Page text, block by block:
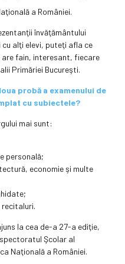
a României.
învăţământului
alţi elevi, puteţi afla ce
fain, interesant, fiecare
Primăriei Bucureşti.
probă a examenului de
cu subiectele?
mai sunt:
personală;
economie şi multe
la cea de-a 27-a ediţie,
Şcolar al
Naţională a României.